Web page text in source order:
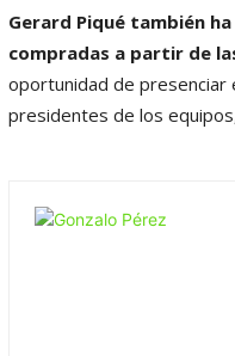
Gerard Piqué también
compradas a partir de
oportunidad de presenciar
presidentes de los